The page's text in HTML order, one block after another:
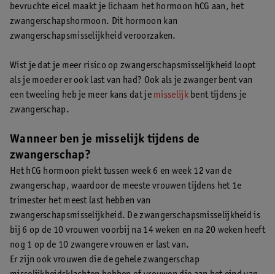
bevruchte eicel maakt je lichaam het hormoon hCG aan, het
zwangerschapshormoon. Dit hormoon kan
zwangerschapsmisselijkheid veroorzaken.
Wist je dat je meer risico op zwangerschapsmisselijkheid loopt
als je moeder er ook last van had? Ook als je zwanger bent van
een tweeling heb je meer kans dat je misselijkbent tijdens je
zwangerschap.
Wanneer ben je misselijk tijdens de
zwangerschap?
Het hCG hormoon piekt tussen week 6 en week 12 van de
zwangerschap, waardoor de meeste vrouwen tijdens het 1e
trimester het meest last hebben van
zwangerschapsmisselijkheid. De zwangerschapsmisselijkheid is
bij 6 op de 10 vrouwen voorbij na 14 weken en na 20 weken heeft
nog 1 op de 10 zwangere vrouwen er last van.
Er zijn ook vrouwen die de gehele zwangerschap